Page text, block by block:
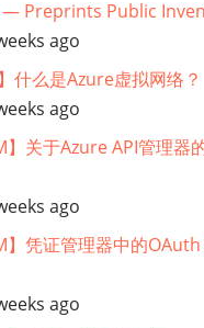
Preprints Public
ago
什么是Azure虚拟网络？
ago
】关于Azure API管理器
ago
】凭证管理器中的
ago